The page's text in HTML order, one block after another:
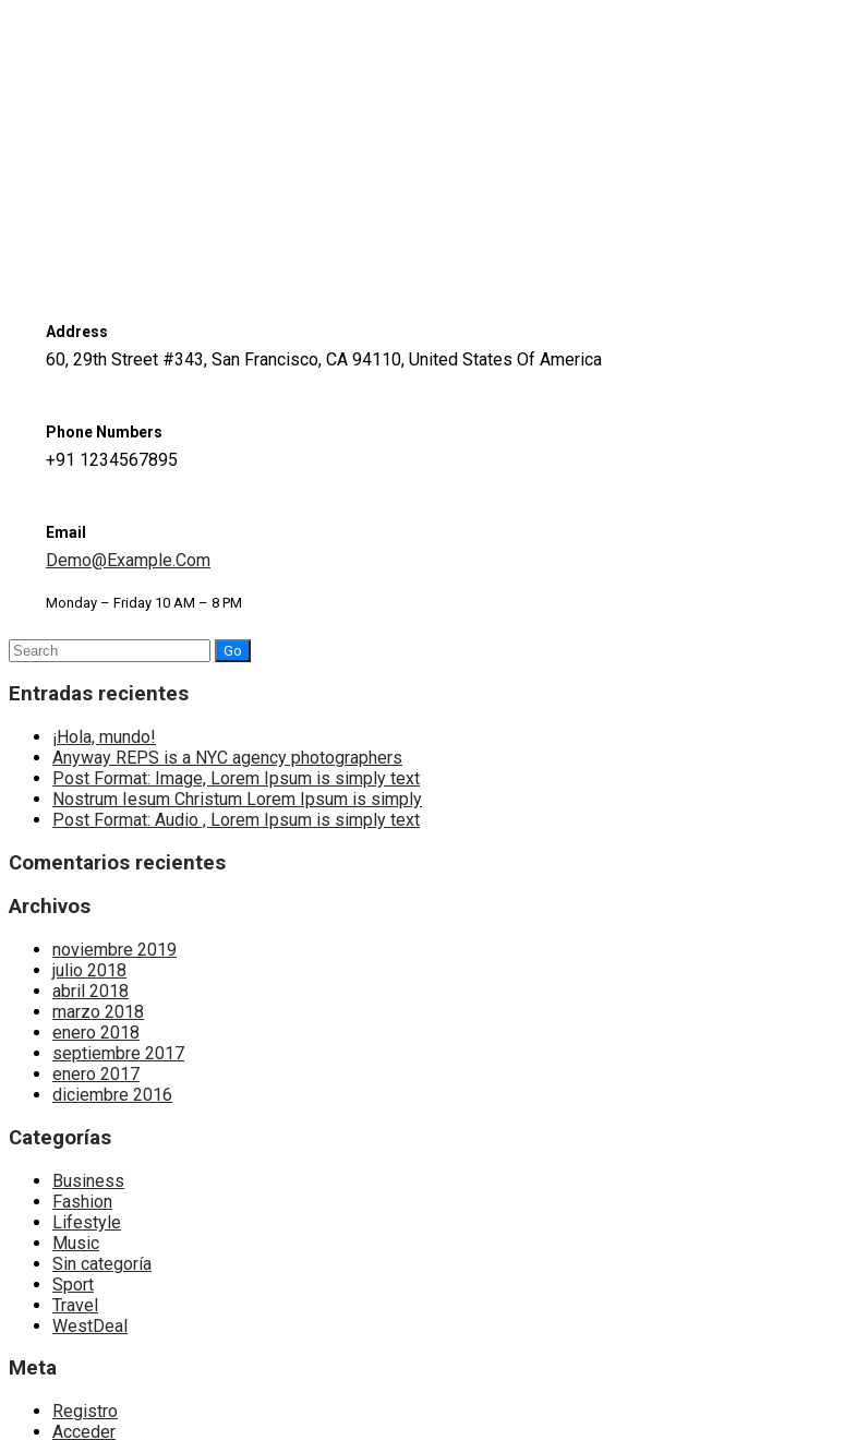
Address
60, 29th Street #343, San Francisco, CA 94110, United States Of America
Phone Numbers
+91 1234567895
Email
Demo@example.com
Monday – Friday 10 AM – 8 PM
Search
for:
Entradas recientes
¡Hola, mundo!
Anyway REPS is a NYC agency photographers
Post Format: Image, Lorem Ipsum is simply text
Nostrum Iesum Christum Lorem Ipsum is simply
Post Format: Audio , Lorem Ipsum is simply text
Comentarios recientes
Archivos
noviembre 2019
julio 2018
abril 2018
marzo 2018
enero 2018
septiembre 2017
enero 2017
diciembre 2016
Categorías
Business
Fashion
Lifestyle
Music
Sin categoría
Sport
Travel
WestDeal
Meta
Registro
Acceder